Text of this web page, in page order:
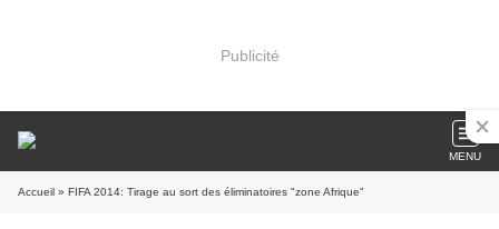
Publicité
MENU
Accueil » FIFA 2014: Tirage au sort des éliminatoires "zone Afrique"